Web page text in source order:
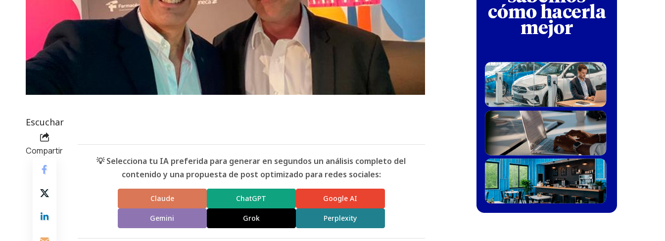
Escuchar
Compartir
💡 Selecciona tu IA preferida para generar en segundos un análisis completo del
contenido y una propuesta de post optimizado para redes sociales:
Claude ChatGPT Google AI
Gemini Grok Perplexity